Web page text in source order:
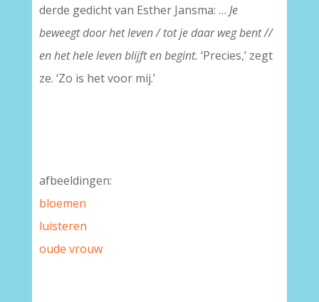
derde gedicht van Esther Jansma: … Je
beweegt door het leven / tot je daar weg bent //
en het hele leven blijft en begint. ‘Precies,’ zegt
ze. ‘Zo is het voor mij.’
afbeeldingen:
bloemen
luisteren
oude vrouw